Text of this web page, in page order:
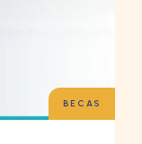
BECAS